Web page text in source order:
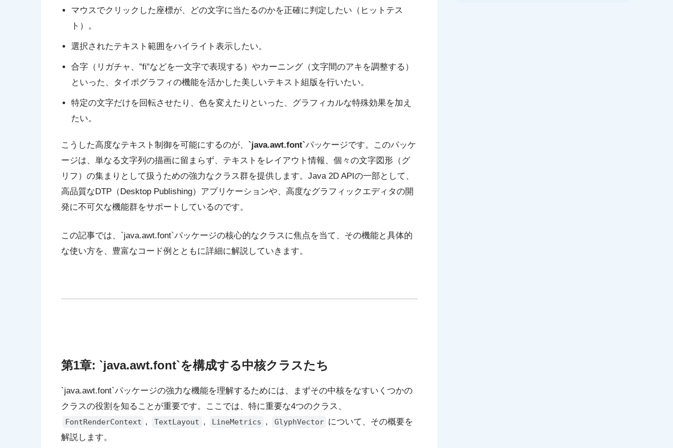
マウスでクリックした座標が、どの文字に当たるのかを正確に判定したい（ヒットテス
ト）。
選択されたテキスト範囲をハイライト表示したい。
合字（リガチャ、”fi”などを一文字で表現する）やカーニング（文字間のアキを調整する）
といった、タイポグラフィの機能を活かした美しいテキスト組版を行いたい。
特定の文字だけを回転させたり、色を変えたりといった、グラフィカルな特殊効果を加え
たい。
こうした高度なテキスト制御を可能にするのが、 `java.awt.font`パッケージです。このパッケ
ージは、単なる文字列の描画に留まらず、テキストをレイアウト情報、個々の文字図形（グ
リフ）の集まりとして扱うための強力なクラス群を提供します。Java 2D APIの一部として、
高品質なDTP（Desktop Publishing）アプリケーションや、高度なグラフィックエディタの開
発に不可欠な機能群をサポートしているのです。
この記事では、`java.awt.font`パッケージの核心的なクラスに焦点を当て、その機能と具体的
な使い方を、豊富なコード例とともに詳細に解説していきます。
第1章: `java.awt.font`を構成する中核クラスたち
`java.awt.font`パッケージの強力な機能を理解するためには、まずその中核をなすいくつかの
クラスの役割を知ることが重要です。ここでは、特に重要な4つのクラス、
FontRenderContext , TextLayout , LineMetrics , GlyphVector について、その概要を
解説します。